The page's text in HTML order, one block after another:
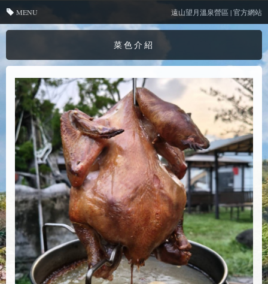
菜色介紹
MENU 遠山望月溫泉營區 | 官方網站